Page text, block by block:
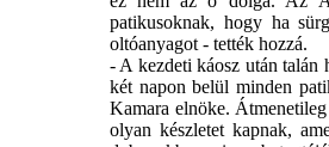
patikusoknak, hogy ha
oltóanyagot - tették hozzá.
- A kezdeti káosz után talán
két napon belül minden
Kamara elnöke.
olyan készletet kapnak,